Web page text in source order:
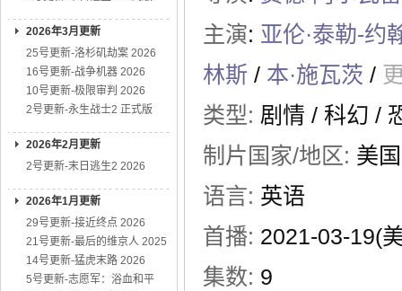
2026年3月更新
25号更新-洛杉矶劫案 2026
16号更新-战争机器 2026
10号更新-极限审判 2026
2号更新-永生战士2 正式版
2026年2月更新
2号更新-末日逃生2 2026
2026年1月更新
29号更新-接近终点 2026
21号更新-最后的维京人 2025
14号更新-猛虎末路 2026
5号更新-志愿军：浴血和平
主演: 亚伦·泰勒-约
林斯 / 本·施瓦茨 /
类型: 剧情 / 科幻 /
制片国家/地区: 美
语言: 英语
首播: 2021-03-19(
集数: 9